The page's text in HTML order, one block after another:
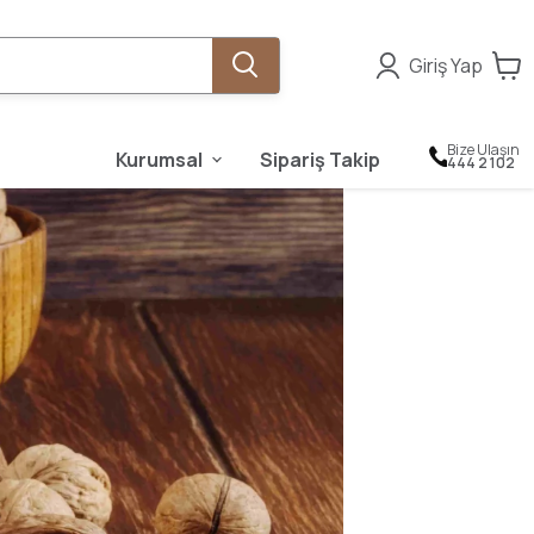
Giriş Yap
Kurumsal Sipariş Takip Bize Ulaşın
444 2 102